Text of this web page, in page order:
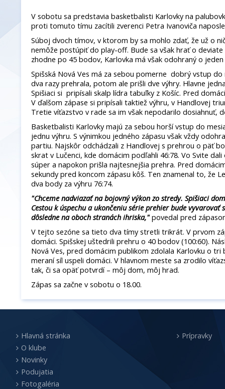
V sobotu sa predstavia basketbalisti Karlovky na
proti tomuto tímu zacítili zverenci Petra Ivanoviča
Súboj dvoch tímov, v ktorom by sa mohlo zdať, že už o
nemôže postúpiť do play-off. Bude sa však hrať o
zhodne po 45 bodov, Karlovka má však odohraný o
Spišská Nová Ves má za sebou pomerne dobrý vstup do
dva razy prehrala, potom ale prišli dve výhry. Hlavne
Spišiaci si pripísali skalp lídra tabuľky z Košíc. Pred
V ďalšom zápase si pripísali taktiež výhru, v Handlovej
Tretie víťazstvo v rade sa im však nepodarilo dosiahnuť,
Basketbalisti Karlovky majú za sebou horší vstup do
jednu výhru. S výnimkou jedného zápasu však vždy
partiu. Najskôr odchádzali z Handlovej s prehrou o päť
skrat v Lučenci, kde domácim podľahli 46:78. Vo Svite
súper a napokon prišla najtesnejšia prehra. Pred
sekundy pred koncom zápasu kôš. Ten znamenal to, že
dva body za výhru 76:74.
"Chceme nadviazať na bojovný výkon zo stredy. Spišiaci
Cestou k úspechu a ukončeniu série prehier bude vyvarovať
dôsledne na oboch stranách ihriska,"povedal pred
V tejto sezóne sa tieto dva tímy stretli trikrát. V prvom
domáci. Spišskej uštedrili prehru o 40 bodov (100:60).
Nová Ves, pred domácim publikom zdolala Karlovku o
meraní síl uspeli domáci. V hlavnom meste sa zrodilo
tak, či sa opäť potvrdí – môj dom, môj hrad.
Zápas sa začne v sobotu o 18.00.
Hlavná stránka
O klube
Novinky
Podujatia
Fotogaléria
Prípravky